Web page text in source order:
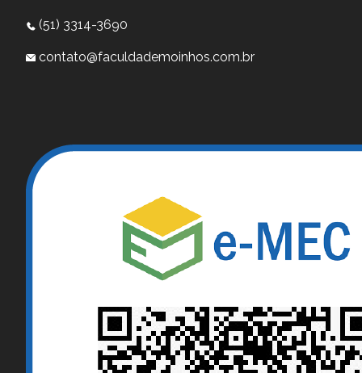
(51) 3314-3690
contato@faculdademoinhos.com.br